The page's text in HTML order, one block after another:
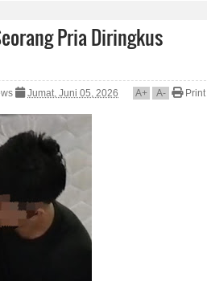
Pria Diringkus
Jumat, Juni 05, 2026 A+ A- Print